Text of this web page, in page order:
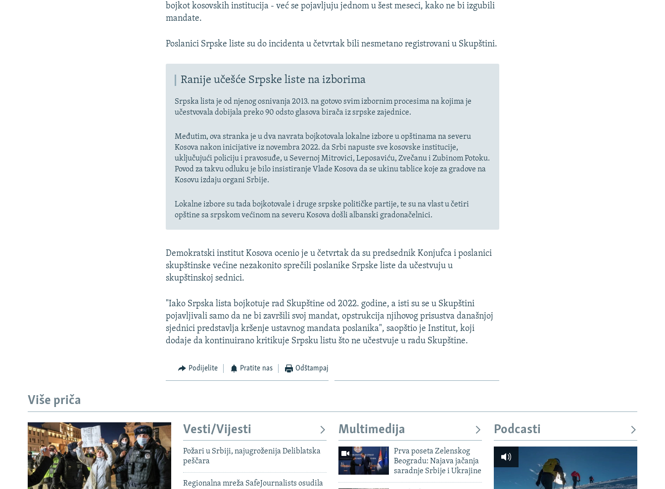
bojkot kosovskih institucija - već se pojavljuju jednom u šest meseci, kako ne bi izgubili
mandate.
Poslanici Srpske liste su do incidenta u četvrtak bili nesmetano registrovani u Skupštini.
Ranije učešće Srpske liste na izborima
Srpska lista je od njenog osnivanja 2013. na gotovo svim izbornim procesima na kojima je
učestvovala dobijala preko 90 odsto glasova birača iz srpske zajednice.
Međutim, ova stranka je u dva navrata bojkotovala lokalne izbore u opštinama na severu
Kosova nakon inicijative iz novembra 2022. da Srbi napuste sve kosovske institucije,
uključujući policiju i pravosuđe, u Severnoj Mitrovici, Leposaviću, Zvečanu i Zubinom Potoku.
Povod za takvu odluku je bilo insistiranje Vlade Kosova da se ukinu tablice koje za gradove na
Kosovu izdaju organi Srbije.
Lokalne izbore su tada bojkotovale i druge srpske političke partije, te su na vlast u četiri
opštine sa srpskom većinom na severu Kosova došli albanski gradonačelnici.
Demokratski institut Kosova ocenio je u četvrtak da su predsednik Konjufca i poslanici
skupštinske većine nezakonito sprečili poslanike Srpske liste da učestvuju u
skupštinskoj sednici.
"Iako Srpska lista bojkotuje rad Skupštine od 2022. godine, a isti su se u Skupštini
pojavljivali samo da ne bi završili svoj mandat, opstrukcija njihovog prisustva današnjoj
sjednici predstavlja kršenje ustavnog mandata poslanika", saopštio je Institut, koji
dodaje da kontinuirano kritikuje Srpsku listu što ne učestvuje u radu Skupštine.
Podijelite Pratite nas Odštampaj
Više priča
Vesti/Vijesti
Požari u Srbiji, najugroženija Deliblatska
peščara
Regionalna mreža SafeJournalists osudila
Multimedija
Prva poseta Zelenskog
Beogradu: Najava jačanja
saradnje Srbije i Ukrajine
Podcasti